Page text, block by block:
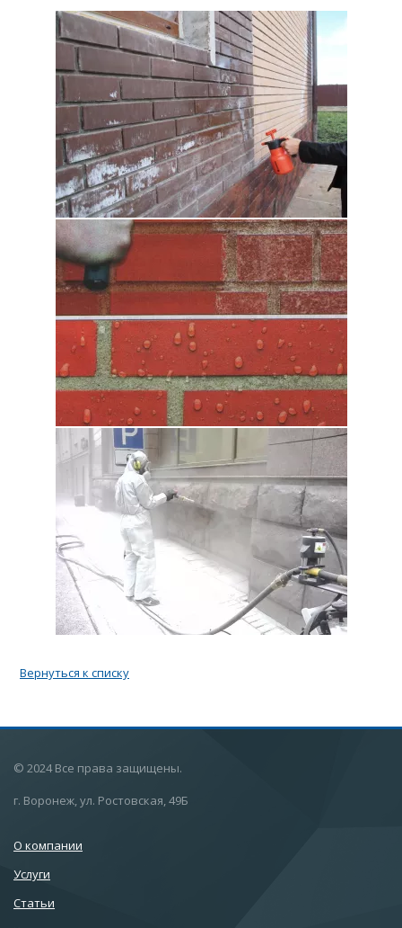
Вернуться к списку
© 2024 Все права защищены.
г. Воронеж, ул. Ростовская, 49Б
О компании
Услуги
Статьи